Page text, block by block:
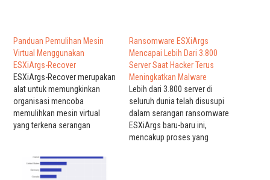
Panduan Pemulihan Mesin
Virtual Menggunakan
ESXiArgs-Recover
ESXiArgs-Recover merupakan
alat untuk memungkinkan
organisasi mencoba
memulihkan mesin virtual
yang terkena serangan
melaporkan keberhasilan
pemulihan file tanpa
Ransomware ESXiArgs
Mencapai Lebih Dari 3.800
Server Saat Hacker Terus
Meningkatkan Malware
Lebih dari 3.800 server di
seluruh dunia telah disusupi
dalam serangan ransomware
ESXiArgs baru-baru ini,
mencakup proses yang